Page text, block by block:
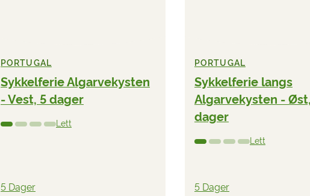
PORTUGAL
Sykkelferie Algarvekysten
- Vest, 5 dager
Lett
5 Dager
PORTUGAL
Sykkelferie langs
Algarvekysten -
dager
Lett
5 Dager